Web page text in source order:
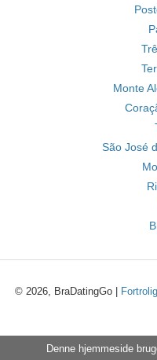
Monte
São José
© 2026, BraDatingGo |
Denne hjemmeside